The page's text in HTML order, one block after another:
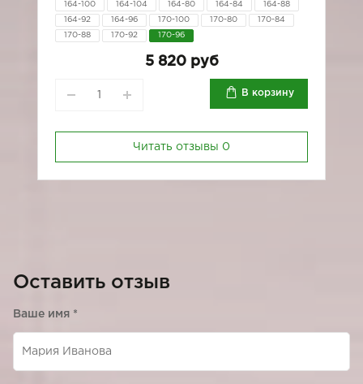
164-100 164-104 164-80 164-84 164-88
164-92 164-96 170-100 170-80 170-84
170-88 170-92 170-96
5 820 руб
В корзину
Читать отзывы 0
Оставить отзыв
Ваше имя *